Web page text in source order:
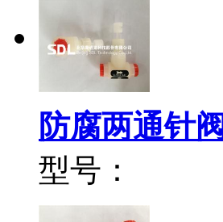
防腐两通针阀
型号：